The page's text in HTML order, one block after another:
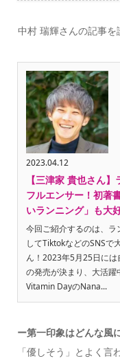
中村 瑞輝さんの記事
2023.04.12
【三津家 貴也さん
フルエンサー！初著
いランニング」も大
今回ご紹介するのは、ラ
してTiktokなどのSNSで
ん！2023年5月25日に
の発売が決まり、大活躍
Vitamin DayのNana...
ー第一印象はどんな風
「優しそう」とよく言